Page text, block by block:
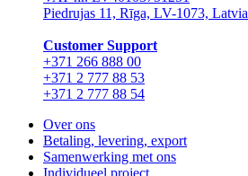
Piedrujas 11, Rīga, LV-1073, Latvia
Сustomer Support
+371 266 888 00
+371 2 777 88 53
+371 2 777 88 54
Over ons
Betaling, levering, export
Samenwerking met ons
Individueel project